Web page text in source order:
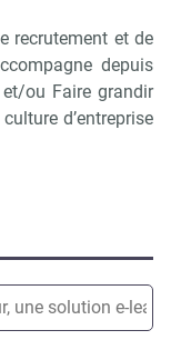
recrutement et de
depuis
ou Faire grandir
d’entreprise